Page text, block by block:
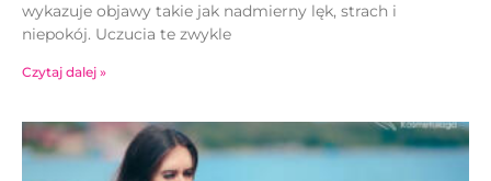
wykazuje objawy takie jak nadmierny lęk, strach i
niepokój. Uczucia te zwykle
Czytaj dalej »